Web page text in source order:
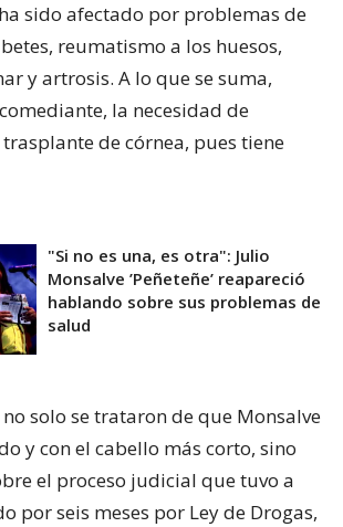
sido afectado por problemas de
reumatismo a los huesos,
y artrosis. A lo que se suma,
la necesidad de
de córnea, pues tiene
"Si no es una, es otra": Julio
Monsalve ’Peñeteñe’ reapareció
hablando sobre sus problemas de
salud
no solo se trataron de que Monsalve
y con el cabello más corto, sino
el proceso judicial que tuvo a
por seis meses por Ley de Drogas,